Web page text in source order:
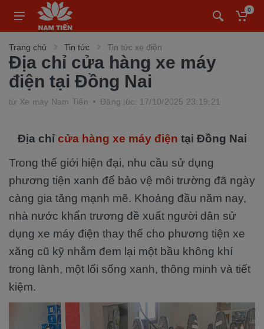
0
Trang chủ Tin tức Tin tức xe điện
Địa chỉ cửa hàng xe máy
điện tại Đồng Nai
từ Xe máy Nam Tiến Đăng lúc: 17/10/2025 23:19:21
Địa chỉ cửa hàng xe máy điện tại Đồng Nai
Trong thế giới hiện đại, nhu cầu sử dụng
phương tiện xanh để bảo vệ môi trường đã ngày
càng gia tăng mạnh mẽ. Khoảng đầu năm nay,
nhà nước khẩn trương đề xuất người dân sử
dụng xe máy điện thay thế cho phương tiện xe
xăng cũ kỹ nhằm đem lại một bầu không khí
trong lành, một lối sống xanh, thông minh và tiết
kiệm.